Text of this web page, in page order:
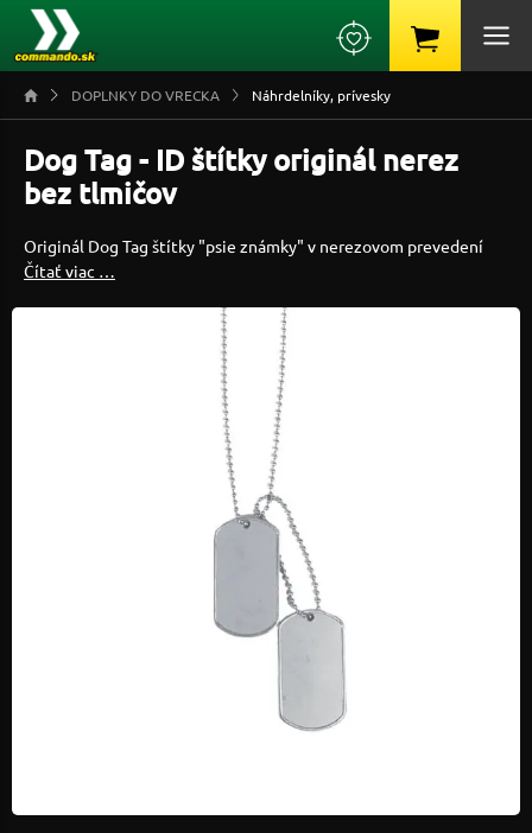
DOPLNKY DO VRECKA Náhrdelníky, prívesky
Dog Tag - ID štítky originál nerez
bez tlmičov
Originál Dog Tag štítky "psie známky" v nerezovom prevedení
Čítať viac …